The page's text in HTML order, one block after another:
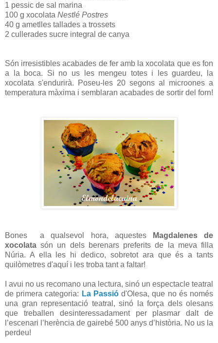
1 pessic de sal marina
100 g xocolata Nestlé Postres
40 g ametlles tallades a trossets
2 cullerades sucre integral de canya
Són irresistibles acabades de fer amb la xocolata que es fon
a la boca. Si no us les mengeu totes i les guardeu, la
xocolata s'endurirà. Poseu-les 20 segons al microones a
temperatura màxima i semblaran acabades de sortir del forn!
Bones a qualsevol hora, aquestes
Magdalenes de
xocolata són un dels berenars preferits de la meva filla
Núria. A ella les hi dedico, sobretot ara que és a tants
quilòmetres d'aquí i les troba tant a faltar!
I avui no us recomano una lectura, sinó un espectacle teatral
de primera categoria: La Passiód'Olesa, que no és només
una gran representació teatral, sinó la força dels olesans
que treballen desinteressadament per plasmar dalt de
l’escenari l’herència de gairebé 500 anys d’història. No us la
perdeu!